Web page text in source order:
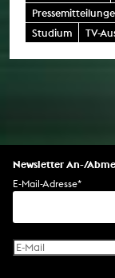
Studium
TV-
Newsletter An-/
E-Mail-Adresse*